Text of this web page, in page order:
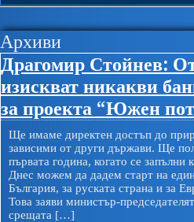
Архиви
Драгомир Стойнев:
изискват никакви
за проекта “Южен
Ще имаме директен достъп до
зависими от други държави. Ще
първата година, когато се запълни
Днес можем да дадем старт на
България, за руската страна и за
Това заяви министър-
срещата […]